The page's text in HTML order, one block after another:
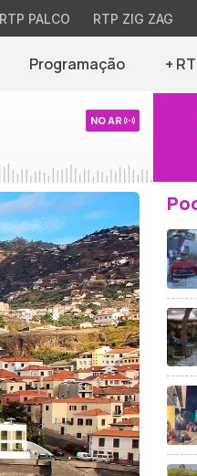
RTP PALCO RTP ZIG ZAG
Programação +
NO AR